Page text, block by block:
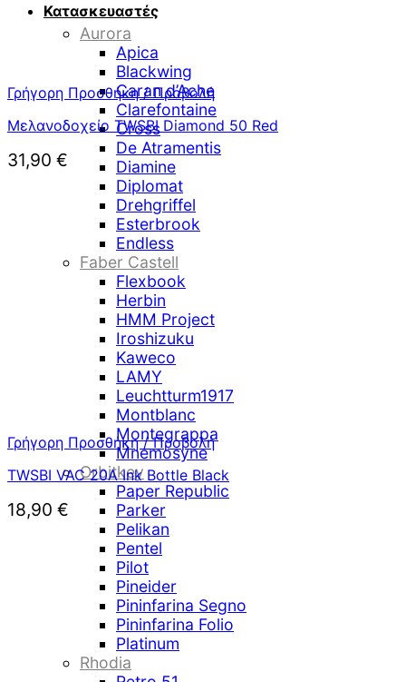
Κατασκευαστές
Aurora
Apica
Blackwing
Caran d’Ache
Clarefontaine
Cross
De Atramentis
Diamine
Diplomat
Drehgriffel
Esterbrook
Endless
Faber Castell
Flexbook
Herbin
HMM Project
Iroshizuku
Kaweco
LAMY
Leuchtturm1917
Montblanc
Montegrappa
Mnemosyne
Orbitkey
Paper Republic
Parker
Pelikan
Pentel
Pilot
Pineider
Pininfarina Segno
Pininfarina Folio
Platinum
Rhodia
Γρήγορη Προσθήκη / Προβολή
Μελανοδοχείο TWSBI Diamond 50 Red
31,90 €
Γρήγορη Προσθήκη / Προβολή
TWSBI VAC 20A Ink Bottle Black
18,90 €